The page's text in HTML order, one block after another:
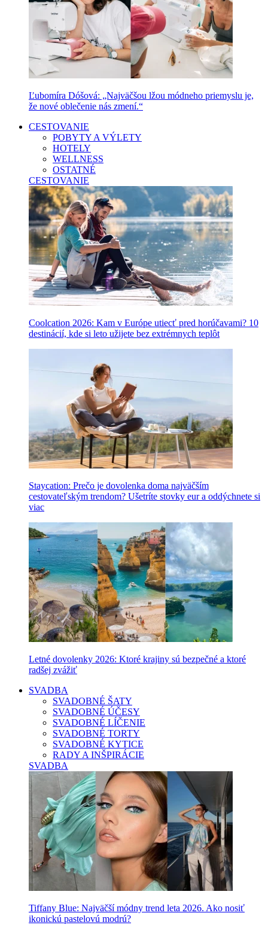
Ľubomíra Dóšová: „Najväčšou lžou módneho priemyslu je,
že nové oblečenie nás zmení.“
CESTOVANIE
POBYTY A VÝLETY
HOTELY
WELLNESS
OSTATNÉ
CESTOVANIE
Coolcation 2026: Kam v Európe utiecť pred horúčavami? 10
destinácií, kde si leto užijete bez extrémnych teplôt
Staycation: Prečo je dovolenka doma najväčším
cestovateľským trendom? Ušetríte stovky eur a oddýchnete si
viac
Letné dovolenky 2026: Ktoré krajiny sú bezpečné a ktoré
radšej zvážiť
SVADBA
SVADOBNÉ ŠATY
SVADOBNÉ ÚČESY
SVADOBNÉ LÍČENIE
SVADOBNÉ TORTY
SVADOBNÉ KYTICE
RADY A INŠPIRÁCIE
SVADBA
Tiffany Blue: Najväčší módny trend leta 2026. Ako nosiť
ikonickú pastelovú modrú?